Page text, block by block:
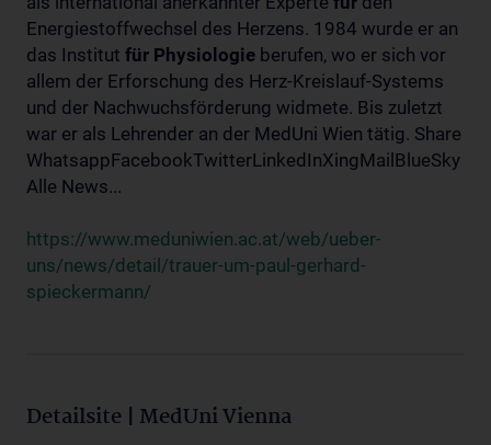
Energiestoffwechsel des Herzens. 1984 wurde er an
das Institut für Physiologie berufen, wo er sich vor
allem der Erforschung des Herz-Kreislauf-Systems
und der Nachwuchsförderung widmete. Bis zuletzt
war er als Lehrender an der MedUni Wien tätig. Share
WhatsappFacebookTwitterLinkedInXingMailBlueSky
Alle News...
https://www.meduniwien.ac.at/web/ueber-
uns/news/detail/trauer-um-paul-gerhard-
spieckermann/
Detailsite | MedUni Vienna